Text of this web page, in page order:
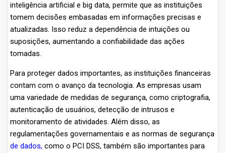
inteligência artificial e big data, permite que as instituições
tomem decisões embasadas em informações precisas e
atualizadas. Isso reduz a dependência de intuições ou
suposições, aumentando a confiabilidade das ações
tomadas.
Para proteger dados importantes, as instituições financeiras
contam com o avanço da tecnologia. As empresas usam
uma variedade de medidas de segurança, como criptografia,
autenticação de usuários, detecção de intrusos e
monitoramento de atividades. Além disso, as
regulamentações governamentais e as normas de segurança
de dados, como o PCI DSS, também são importantes para